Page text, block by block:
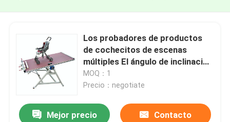
Los probadores de productos
de cochecitos de escenas
múltiples El ángulo de inclinación
de nivel a 15 grados
MOQ：1
Precio：negotiate
Mejor precio Contacto